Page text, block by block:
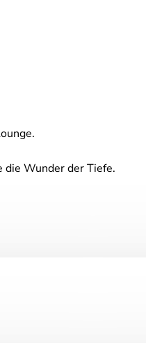
die Wunder der Tiefe.